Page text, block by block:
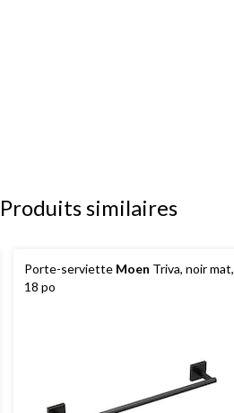
Produits similaires
Porte-serviette Moen Triva, noir mat,
18 po